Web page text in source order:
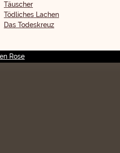
Täuscher
Tödliches Lachen
Das Todeskreuz
Rose